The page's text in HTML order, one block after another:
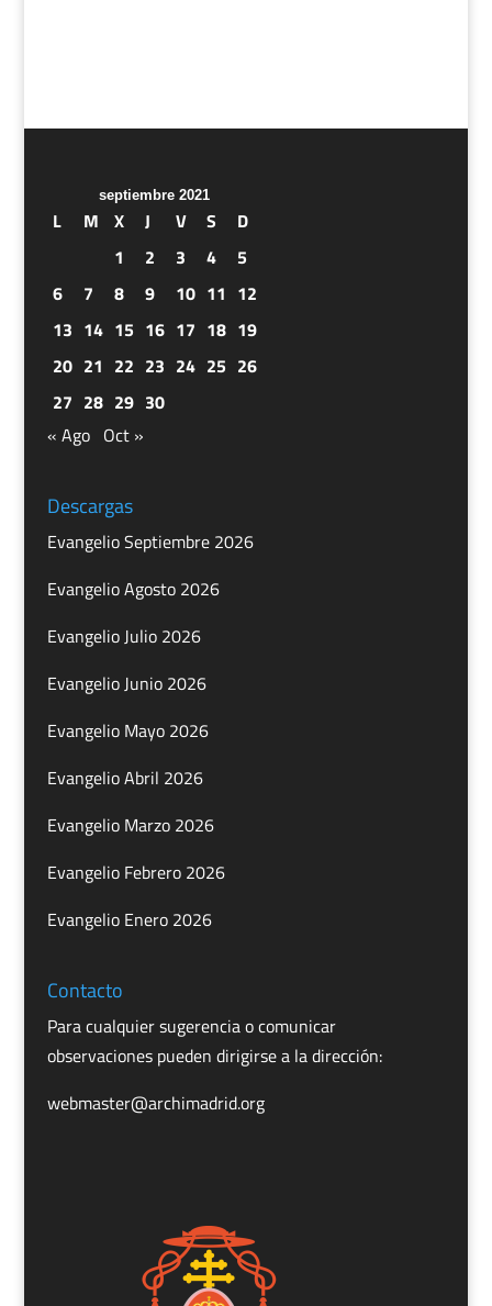
septiembre 2021
L M X J V S
D
1
2 3 4
5
6
7 8 9 10 11 12
13 14 15 16 17 18 19
20 21 22 23 24 25 26
27 28 29 30
« Ago Oct »
Descargas
Evangelio Septiembre 2026
Evangelio Agosto 2026
Evangelio Julio 2026
Evangelio Junio 2026
Evangelio Mayo 2026
Evangelio Abril 2026
Evangelio Marzo 2026
Evangelio Febrero 2026
Evangelio Enero 2026
Contacto
Para cualquier sugerencia o comunicar
observaciones pueden dirigirse a la dirección:
webmaster@archimadrid.org